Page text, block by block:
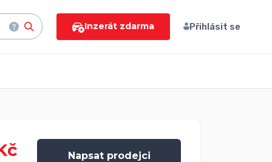
Inzerát zdarma Přihlásit se
Napsat prodejci